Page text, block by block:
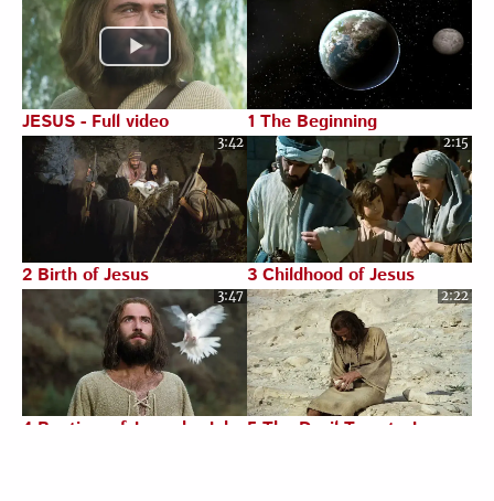
JESUS - Full video 1 The Beginning
3:42
2 Birth of Jesus
2:15
3 Childhood of Jesus
3:47
4 Baptism of Jesus by John
2:22
5 The Devil Tempts Jesus